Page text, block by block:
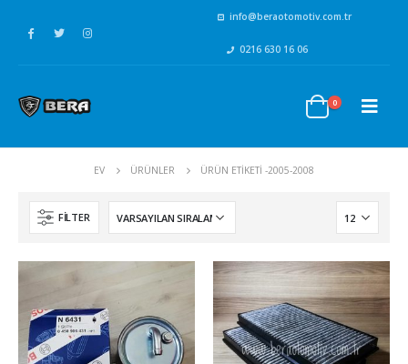
info@beraotomotiv.com.tr
0216 630 16 06
0
EV ÜRÜNLER ÜRÜN ETIKETI -2005-2008
FILTER